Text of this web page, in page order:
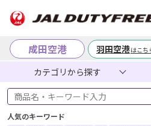
成田空港 羽田空港はこち
カテゴリから探す
商品名・キーワード入力
人気のキーワード